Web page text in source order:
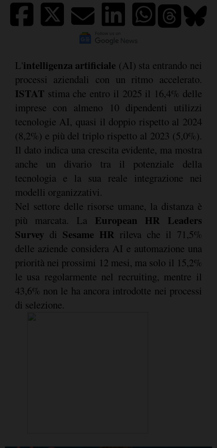
L'intelligenza artificiale (AI) sta entrando nei
processi aziendali con un ritmo accelerato.
ISTAT stima che entro il 2025 il 16,4% delle
imprese con almeno 10 dipendenti utilizzi
tecnologie AI, quasi il doppio rispetto al 2024
(8,2%) e più del triplo rispetto al 2023 (5,0%).
Il dato indica una crescita evidente, ma mostra
anche un divario tra il potenziale della
tecnologia e la sua reale integrazione nei
modelli organizzativi.
Nel settore delle risorse umane, la distanza è
più marcata. La European HR Leaders
Surveydi Sesame HR rileva che il 71,5%
delle aziende considera AI e automazione una
priorità nei prossimi 12 mesi, ma solo il 15,2%
le usa regolarmente nel recruiting, mentre il
43,6% non le ha ancora introdotte nei processi
di selezione.